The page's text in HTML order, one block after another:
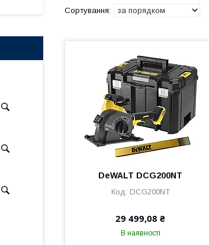
DeWALT DCG200NT
DCG200NT
29 499,08 ₴
В наявності